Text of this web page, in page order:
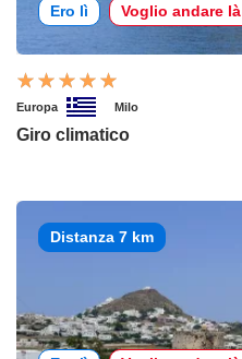
Ero lì Voglio andare là
Europa Milo
Giro climatico
Distanza 7 km